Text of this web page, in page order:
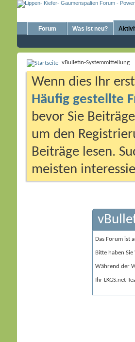
Forum Was ist neu?
vBulletin-Systemmitteilung
Wenn dies Ihr
Häufig gestellte
bevor Sie
um den
Beiträge lesen.
meisten
Das Forum ist
Bitte haben
Während der
Ihr LKGS.net-